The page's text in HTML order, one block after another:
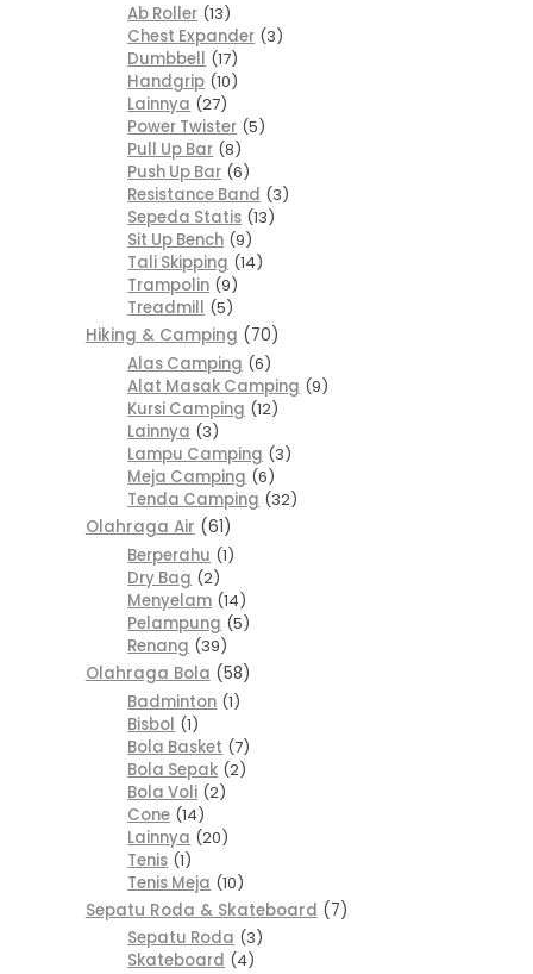
Ab Roller 13
Chest Expander 3
Dumbbell 17
Handgrip 10
Lainnya 27
Power Twister 5
Pull Up Bar 8
Push Up Bar 6
Resistance Band 3
Sepeda Statis 13
Sit Up Bench 9
Tali Skipping 14
Trampolin 9
Treadmill 5
Hiking & Camping
70
Alas Camping 6
Alat Masak Camping 9
Kursi Camping 12
Lainnya 3
Lampu Camping 3
Meja Camping 6
Tenda Camping 32
Olahraga Air
61
Berperahu 1
Dry Bag 2
Menyelam 14
Pelampung 5
Renang 39
Olahraga Bola
58
Badminton 1
Bisbol 1
Bola Basket 7
Bola Sepak 2
Bola Voli 2
Cone 14
Lainnya 20
Tenis 1
Tenis Meja 10
Sepatu Roda & Skateboard
7
Sepatu Roda 3
Skateboard 4